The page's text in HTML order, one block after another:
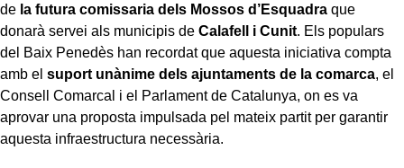
de la futura comissaria dels Mossos d’Esquadra que
donarà servei als municipis de Calafell i Cunit. Els populars
del Baix Penedès han recordat que aquesta iniciativa compta
amb el suport unànime dels ajuntaments de la comarca, el
Consell Comarcal i el Parlament de Catalunya, on es va
aprovar una proposta impulsada pel mateix partit per garantir
aquesta infraestructura necessària.